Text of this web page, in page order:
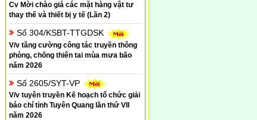
Cv Mời chào giá các mặt hàng vật tư
thay thế và thiết bị y tế (Lần 2)
Số 304/KSBT-TTGDSK
V/v tăng cường công tác truyền thông
phòng, chống thiên tai mùa mưa bão
năm 2026
Số 2605/SYT-VP
V/v tuyên truyền Kế hoạch tổ chức giải
báo chí tỉnh Tuyên Quang lần thứ VII
năm 2026